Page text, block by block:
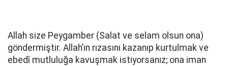
Allah size Peygamber (Salat ve selam olsun ona)
göndermiştir. Allah’ın rızasını kazanıp kurtulmak ve
ebedî mutluluğa kavuşmak istiyorsanız; ona iman